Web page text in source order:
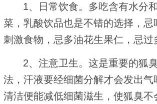
1、日常饮食。多吃含有水分
菜，乳酸饮品也是不错的选择，忌
刺激食物，忌多油花生果仁，忌过
2、注意卫生。这是重要的狐
法，汗液要经细菌分解才会发出气
清洁便能减低细菌滋生，使狐臭不